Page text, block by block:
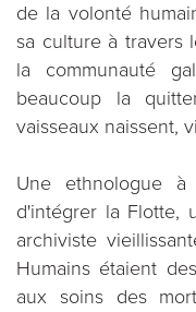
de la volonté
sa culture à travers
la communauté
beaucoup la
vaisseaux naissent,
Une ethnologue à
d'intégrer la Flotte,
archiviste
Humains étaient
aux soins des